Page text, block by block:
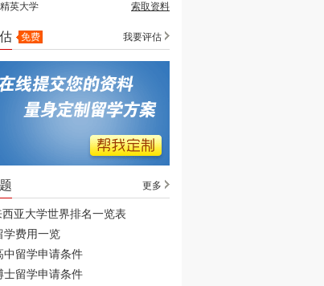
索取资料
英大学
免费 我要评估
更多
西亚大学世界排名一览表
学费用一览
中留学申请条件
士留学申请条件